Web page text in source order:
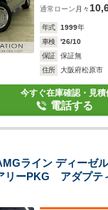
通常ローン 月々
年式 1999年
車検
'26/10
保証
保証無
住所
大阪府松原市
今すぐ在庫確認・見積
電話する
ライン ディーゼ
ーPKG アダプテ
インチAW&低
デジタルインナ